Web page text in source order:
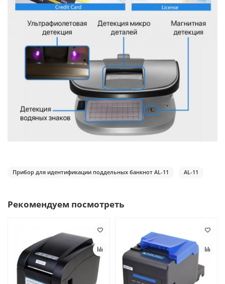
Прибор для идентификации поддельных банкнот AL-11 AL-11
Рекомендуем посмотреть